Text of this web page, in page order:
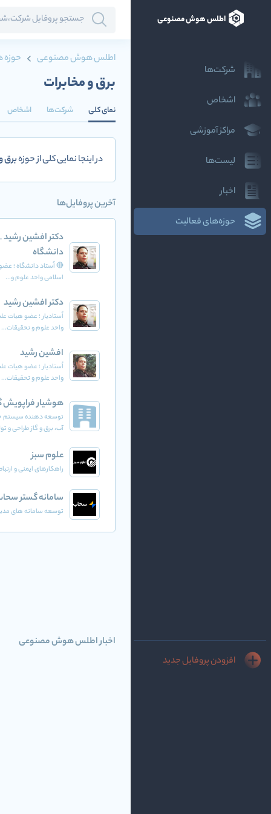
اطلس هوش مصنوعی
شرکت‌ها
اشخاص
مراکز آموزشی
لیست‌ها
اخبار
حوزه‌های فعالیت
افزودن پروفایل جدید
اطلس هوش مصنوعی حوزه
برق و مخابرات
نمای کلی شرکت‌ها اشخاص
در اینجا نمایی کلی از حوزهبرق
آخرین پروفایل‌ها
دکتر افشین رشید
دانشگاه
🔴 اُستاد دانشگاه ؛
اسلامی واحد علوم و...
دکتر افشین رشید
اُستادیار ؛ عضو هیات
واحد علوم و تحقیقات...
افشین رشید
اُستادیار ؛ عضو هیات
واحد علوم و تحقیقات...
هوشیار فراپویش
توسعه دهنده سیستم
آب، برق و گاز طراحی و
علوم سبز
راهکارهای ایمنی و
سامانه گستر
توسعه سامانه های
اخبار اطلس هوش مصنوعی